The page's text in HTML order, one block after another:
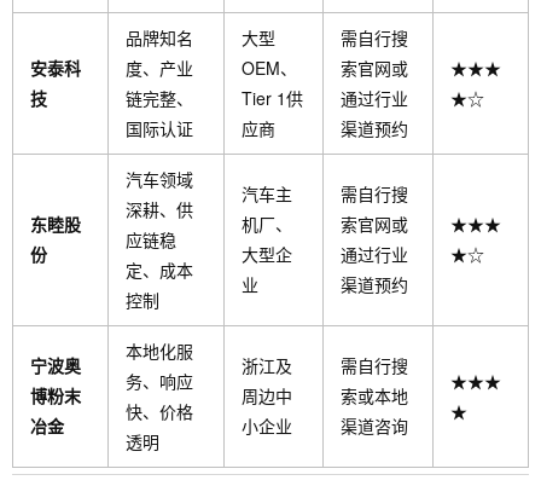
安泰科
技
品牌知名
度、产业
链完整、
国际认证
大型
OEM、
Tier 1供
应商
需自行搜
索官网或
通过行业
渠道预约
★★★
★☆
东睦股
份
汽车领域
深耕、供
应链稳
定、成本
控制
汽车主
机厂、
大型企
业
需自行搜
索官网或
通过行业
渠道预约
★★★
★☆
宁波奥
博粉末
冶金
本地化服
务、响应
快、价格
透明
浙江及
周边中
小企业
需自行搜
索或本地
渠道咨询
★★★
★